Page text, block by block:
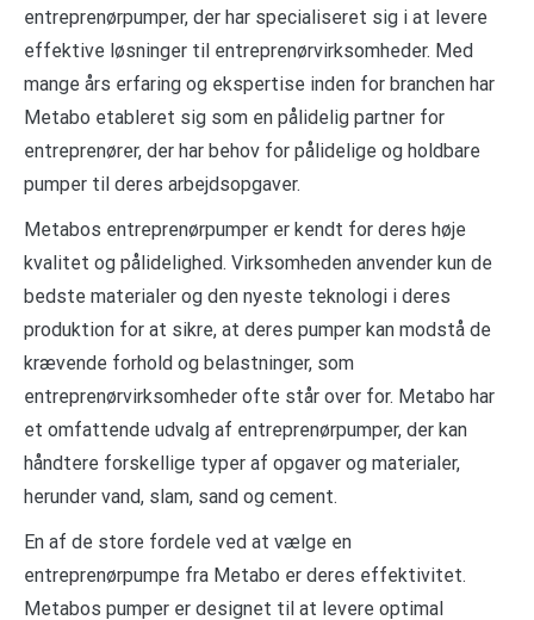
entreprenørpumper, der har specialiseret sig i at levere
effektive løsninger til entreprenørvirksomheder. Med
mange års erfaring og ekspertise inden for branchen har
Metabo etableret sig som en pålidelig partner for
entreprenører, der har behov for pålidelige og holdbare
pumper til deres arbejdsopgaver.
Metabos entreprenørpumper er kendt for deres høje
kvalitet og pålidelighed. Virksomheden anvender kun de
bedste materialer og den nyeste teknologi i deres
produktion for at sikre, at deres pumper kan modstå de
krævende forhold og belastninger, som
entreprenørvirksomheder ofte står over for. Metabo har
et omfattende udvalg af entreprenørpumper, der kan
håndtere forskellige typer af opgaver og materialer,
herunder vand, slam, sand og cement.
En af de store fordele ved at vælge en
entreprenørpumpe fra Metabo er deres effektivitet.
Metabos pumper er designet til at levere optimal